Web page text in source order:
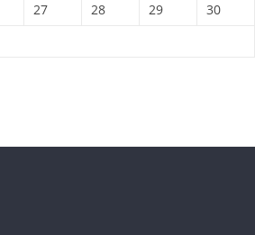
27 28 29
30